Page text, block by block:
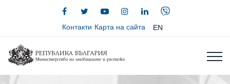
Контакти Карта на сайта EN